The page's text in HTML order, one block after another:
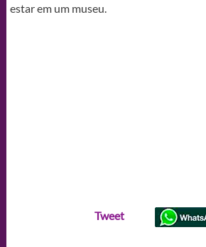
estar em um museu.
Tweet